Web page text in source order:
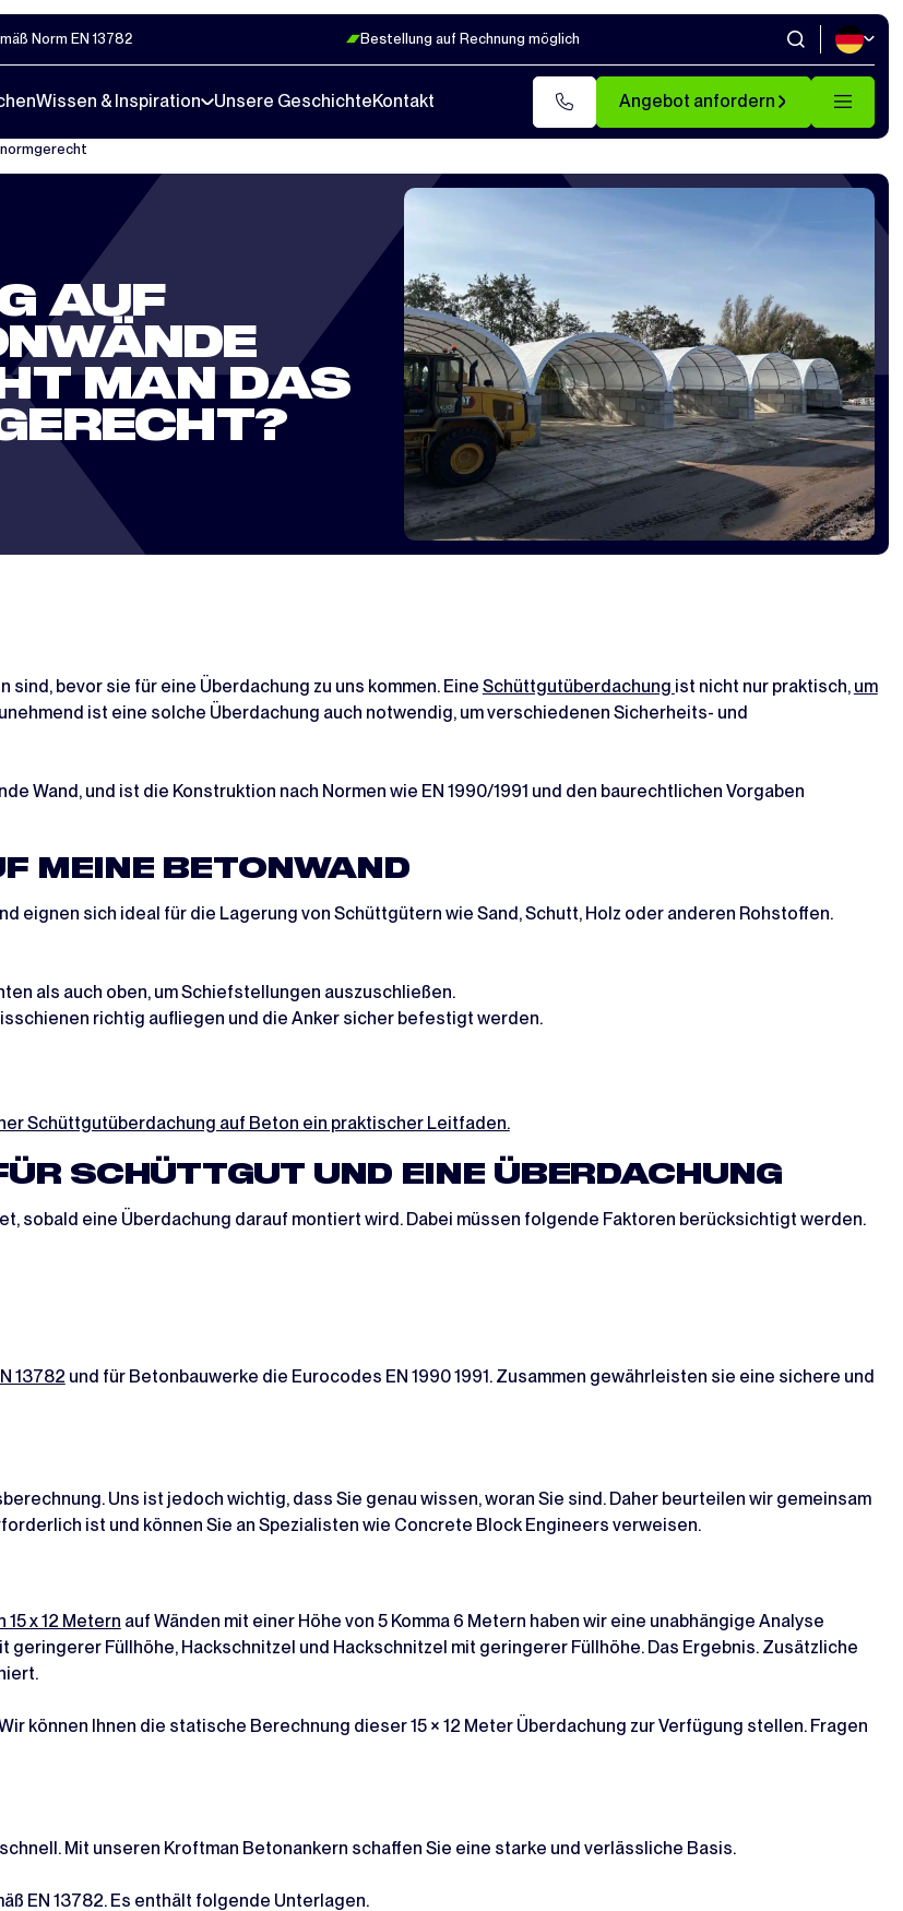
Norm EN 13782 Bestellung auf Rechnung möglich
Wissen & Inspiration Unsere GeschichteKontakt Angebot anfordern
AUF
MAN DAS
bevor sie für eine Überdachung zu uns kommen. Eine Schüttgutüberdachung ist nicht nur praktisch, um
ist eine solche Überdachung auch notwendig, um verschiedenen Sicherheits- und
Wand, und ist die Konstruktion nach Normen wie EN 1990/1991 und den baurechtlichen Vorgaben
MEINE BETONWAND
eignen sich ideal für die Lagerung von Schüttgütern wie Sand, Schutt, Holz oder anderen Rohstoffen.
als auch oben, um Schiefstellungen auszuschließen.
richtig aufliegen und die Anker sicher befestigt werden.
Schüttgutüberdachung auf Beton ein praktischer Leitfaden.
SCHÜTTGUT UND EINE ÜBERDACHUNG
sobald eine Überdachung darauf montiert wird. Dabei müssen folgende Faktoren berücksichtigt werden.
13782 und für Betonbauwerke die Eurocodes EN 1990 1991. Zusammen gewährleisten sie eine sichere und
Uns ist jedoch wichtig, dass Sie genau wissen, woran Sie sind. Daher beurteilen wir gemeinsam
ist und können Sie an Spezialisten wie Concrete Block Engineers verweisen.
x 12 Metern auf Wänden mit einer Höhe von 5 Komma 6 Metern haben wir eine unabhängige Analyse
geringerer Füllhöhe, Hackschnitzel und Hackschnitzel mit geringerer Füllhöhe. Das Ergebnis. Zusätzliche
können Ihnen die statische Berechnung dieser 15 × 12 Meter Überdachung zur Verfügung stellen. Fragen
Mit unseren Kroftman Betonankern schaffen Sie eine starke und verlässliche Basis.
EN 13782. Es enthält folgende Unterlagen.